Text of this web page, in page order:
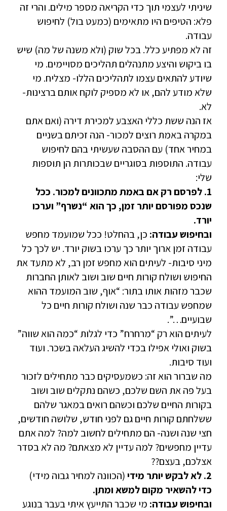
שיניתי לעצמי תוך כדי הקריאה מספר מילים. והרי זה
פלא: הטיפים היו מתאימים (כמעט בול) לחיפוש
עבודה.
זה לא מפתיע כלל. בכל שוק (ולא משנה של מה) שיש
בו ביקוש והיצע מתנהלים תהליכים מסויימים. מי
שיודע להתאים עצמו לתהליכים הללו- מצליח. מי
שלא מודע להם, או לא מספיק לוקח אותם ברצינות-
לא.
אז הנה ששת כללי האצבע למכירת דירה (ואם אתם
במקרה באמת רוצים למכור- הנה זכיתם בשניים
במחיר אחד) עם ההסבה שעשיתי בהם לחיפוש
עבודה. התוספות בסוגריים שבכותרות הן תוספות
שלי:
1. לפרסם רק אם באמת מתכוונים למכור. ככל
שנכס מפורסם יותר זמן, כך הוא “נשרף” וערכו
יורד.
ובחיפוש עבודה: כן, בהחלט! ככל שמועמד מחפש
עבודה זמן ארוך יותר כך ערכו בשוק יורד. יש לכך כל
מיני סיבות- לעיתים הוא מחפש זמן רב, לא מתעד את
החיפוש ושולח קורות חיים שוב ושוב לאותן החברות
שכבר מזהות אותו בתור: “אוף, שוב המועמד ההוא
שמחפש עבודה כבר שנה ושולח קורות חיים כל
שבועיים…”.
לעיתים הוא רק “מרחרח” כדי לגלות “כמה הוא שווה”
בשוק ואולי אפילו בכדי להשיג העלאה בשכר. ועוד
ועוד סיבות.
מה שברור הוא זה: כשמעסיקים כבר מתחילים לזכור
בעל פה את השם שלכם, כשהם נתקלים שוב ושוב
בקורות החיים שלכם וכשהם רואים במאגר שלהם
ששלחתם קורות חיים גם לפני חודש, שלושה חודשים,
חצי שנה ושנה- הם מתחילים לחשוב למה? למה אתם
עדיין מחפשים? למה עדיין לא מצאתם? מה לא בסדר
אצלכם, בעצם??
2. לא לבקש יותר מידי
(הכוונה למחיר גבוה מידי)
כדי להשאיר מקום למשא ומתן.
ובחיפוש עבודה: מי שכבר התייעץ איתי בעבר בנוגע